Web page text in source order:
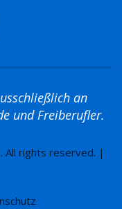
an
und Freiberufler.
All rights reserved. |